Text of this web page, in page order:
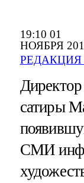
19:10 01
НОЯБРЯ
РЕДАКЦИЯ
Директор
сатиры
СМИ